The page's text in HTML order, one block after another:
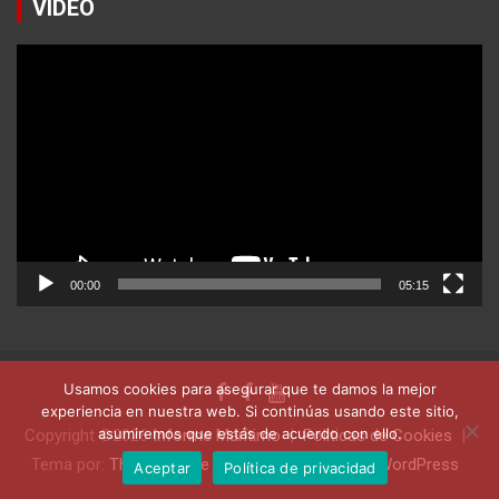
VIDEO
00:00 05:15
Copyright ©2026Informe Marítimo
Politicas de Cookies
Tema por: Theme Horse Funciona gracias a: WordPress
Usamos cookies para asegurar que te damos la mejor
experiencia en nuestra web. Si continúas usando este sitio,
asumiremos que estás de acuerdo con ello.
Aceptar
Política de privacidad